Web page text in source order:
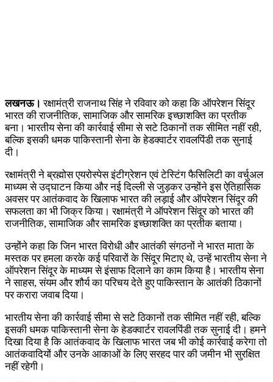
लखनऊ। रक्षामंत्री राजनाथ सिंह ने रविवार को कहा कि ऑपरेशन सिंदूर
भारत की राजनीतिक, सामाजिक और सामरिक इच्छाशक्ति का प्रतीक
बना। भारतीय सेना की कार्रवाई सीमा से सटे ठिकानों तक सीमित नहीं रही,
बल्कि इसकी धमक पाकिस्तानी सेना के हेडक्वार्टर रावलपिंडी तक सुनाई
दी।
रक्षामंत्री ने ब्रह्मोस एयरोस्पेस इंटीग्रेशन एवं टेस्टिंग फैसिलिटी का वर्चुअल
माध्यम से उद्घाटन किया और नई दिल्ली से जुड़कर उन्होंने इस ऐतिहासिक
अवसर पर आतंकवाद के खिलाफ भारत की लड़ाई और ऑपरेशन सिंदूर की
सफलता का भी जिक्र किया। रक्षामंत्री ने ऑपरेशन सिंदूर को भारत की
राजनीतिक, सामाजिक और सामरिक इच्छाशक्ति का प्रतीक बताया।
उन्होंने कहा कि जिन भारत विरोधी और आतंकी संगठनों ने भारत माता के
मस्तक पर हमला करके कई परिवारों के सिंदूर मिटाए थे, उन्हें भारतीय सेना ने
ऑपरेशन सिंदूर के माध्यम से इंसाफ दिलाने का काम किया है। भारतीय सेना
ने साहस, संयम और शौर्य का परिचय देते हुए पाकिस्तान के आतंकी ठिकानों
पर करारा जवाब दिया।
भारतीय सेना की कार्रवाई सीमा से सटे ठिकानों तक सीमित नहीं रही, बल्कि
इसकी धमक पाकिस्तानी सेना के हेडक्वार्टर रावलपिंडी तक सुनाई दी। हमने
दिखा दिया है कि आतंकवाद के खिलाफ भारत जब भी कोई कार्रवाई करेगा तो
आतंकवादियों और उनके आकाओं के लिए सरहद पार की जमीन भी सुरक्षित
नहीं रहेगी।